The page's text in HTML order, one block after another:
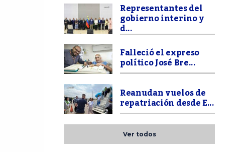
Representantes del
gobierno interino y
d...
Falleció el expreso
político José Bre...
Reanudan vuelos de
repatriación desde E...
Ver todos